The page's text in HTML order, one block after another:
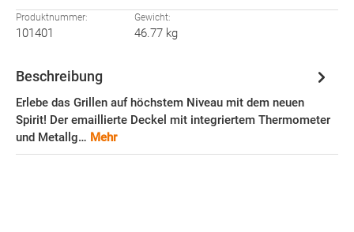
Produktnummer:
101401
Gewicht:
46.77 kg
Beschreibung
Erlebe das Grillen auf höchstem Niveau mit dem neuen
Spirit! Der emaillierte Deckel mit integriertem Thermometer
und Metallg… Mehr